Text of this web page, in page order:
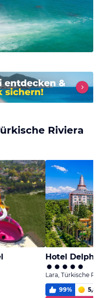
Riviera
Hotel
Lara, Türkische
99% 5,8